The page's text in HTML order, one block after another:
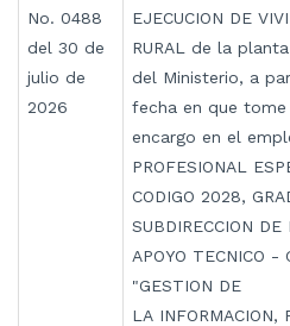
No. 0488
del 30 de
julio de
2026
EJECUCION DE
RURAL de la
del Ministerio, a
fecha en que tome
encargo en el
PROFESIONAL
CODIGO 2028,
SUBDIRECCION DE
APOYO TECNICO -
"GESTION DE
LA INFORMACION,